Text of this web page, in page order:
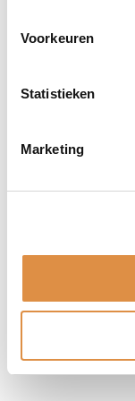
Voorkeuren
Statistieken
Marketing